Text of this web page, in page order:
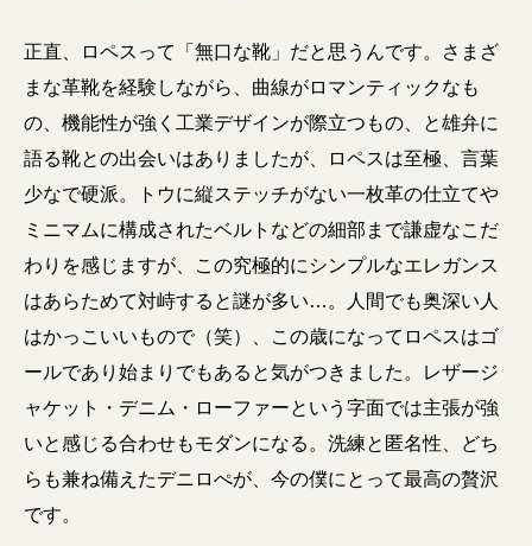
正直、ロペスって「無口な靴」だと思うんです。さまざ
まな革靴を経験しながら、曲線がロマンティックなも
の、機能性が強く工業デザインが際立つもの、と雄弁に
語る靴との出会いはありましたが、ロペスは至極、言葉
少なで硬派。トウに縦ステッチがない一枚革の仕立てや
ミニマムに構成されたベルトなどの細部まで謙虚なこだ
わりを感じますが、この究極的にシンプルなエレガンス
はあらためて対峙すると謎が多い…。人間でも奥深い人
はかっこいいもので（笑）、この歳になってロペスはゴ
ールであり始まりでもあると気がつきました。レザージ
ャケット・デニム・ローファーという字面では主張が強
いと感じる合わせもモダンになる。洗練と匿名性、どち
らも兼ね備えたデニロぺが、今の僕にとって最高の贅沢
です。